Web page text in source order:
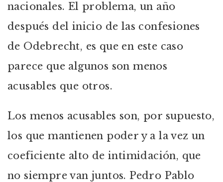
nacionales. El problema, un año
después del inicio de las confesiones
de Odebrecht, es que en este caso
parece que algunos son menos
acusables que otros.
Los menos acusables son, por supuesto,
los que mantienen poder y a la vez un
coeficiente alto de intimidación, que
no siempre van juntos. Pedro Pablo